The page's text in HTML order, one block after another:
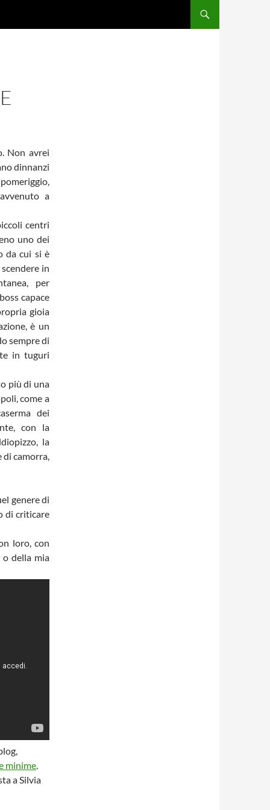
Non avrei
dinnanzi
a
centri
uno dei
da cui si è
in
per
capace
gioia
è un
sempre di
in tuguri
più di una
come a
dei
con la
la
di camorra,
genere di
di criticare
loro, con
della mia
minime.
a Silvia